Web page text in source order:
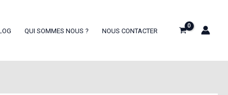
QUI SOMMES NOUS ? NOUS CONTACTER